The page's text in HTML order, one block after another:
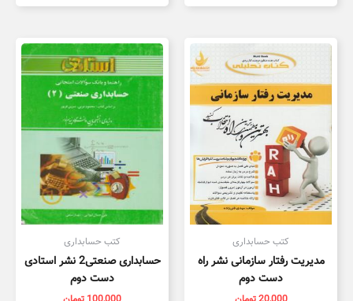
کتب حسابداری
مدیریت رفتار سازمانی نشر راه
دست دوم
کتب حسابداری
حسابداری صنعتی2 نشر استادی
دست دوم